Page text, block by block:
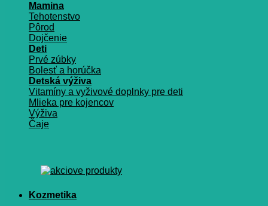
Mamina
Tehotenstvo
Pôrod
Dojčenie
Deti
Prvé zúbky
Bolesť a horúčka
Detská výživa
Vitamíny a vyživové doplnky pre deti
Mlieka pre kojencov
Výživa
Čaje
Kozmetika